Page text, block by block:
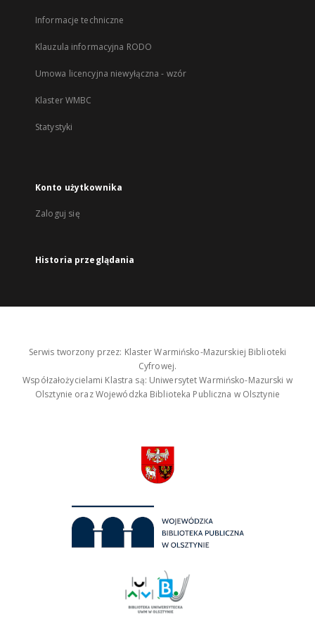
Informacje techniczne
Klauzula informacyjna RODO
Umowa licencyjna niewyłączna - wzór
Klaster WMBC
Statystyki
Konto użytkownika
Zaloguj się
Historia przeglądania
Serwis tworzony przez: Klaster Warmińsko-Mazurskiej Biblioteki
Cyfrowej.
Współzałożycielami Klastra są: Uniwersytet Warmińsko-Mazurski w
Olsztynie oraz Wojewódzka Biblioteka Publiczna w Olsztynie